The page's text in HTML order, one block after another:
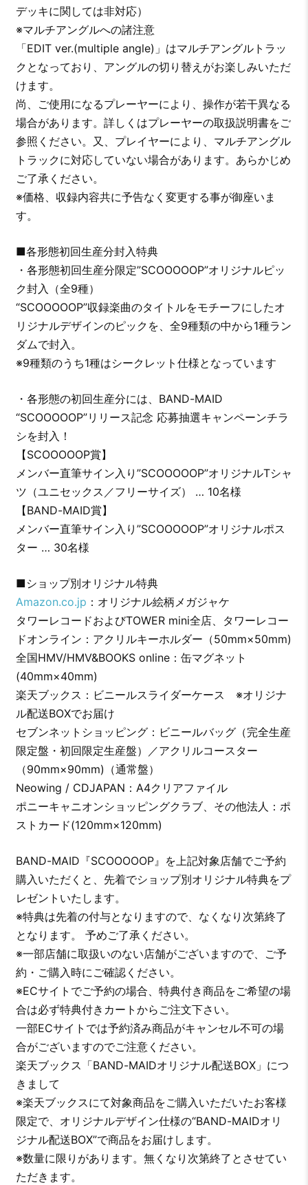
デッキに関しては非対応）
※マルチアングルへの諸注意
「EDIT ver.(multiple angle)」はマルチアングルトラッ
クとなっており、アングルの切り替えがお楽しみいただ
けます。
尚、ご使用になるプレーヤーにより、操作が若干異なる
場合があります。詳しくはプレーヤーの取扱説明書をご
参照ください。又、プレイヤーにより、マルチアングル
トラックに対応していない場合があります。あらかじめ
ご了承ください。
※価格、収録内容共に予告なく変更する事が御座いま
す。
■各形態初回生産分封入特典
・各形態初回生産分限定”SCOOOOOP”オリジナルピッ
ク封入（全9種）
“SCOOOOOP”収録楽曲のタイトルをモチーフにしたオ
リジナルデザインのピックを、全9種類の中から1種ラン
ダムで封入。
※9種類のうち1種はシークレット仕様となっています
・各形態の初回生産分には、BAND-MAID
“SCOOOOOP”リリース記念 応募抽選キャンペーンチラ
シを封入！
【SCOOOOOP賞】
メンバー直筆サイン入り”SCOOOOOP”オリジナルTシャ
ツ（ユニセックス／フリーサイズ） … 10名様
【BAND-MAID賞】
メンバー直筆サイン入り”SCOOOOOP”オリジナルポス
ター … 30名様
■ショップ別オリジナル特典
Amazon.co.jp ：オリジナル絵柄メガジャケ
タワーレコードおよびTOWER mini全店、タワーレコー
ドオンライン：アクリルキーホルダー（50mm×50mm)
全国HMV/HMV&BOOKS online：缶マグネット
(40mm×40mm)
楽天ブックス：ビニールスライダーケース ※オリジナ
ル配送BOXでお届け
セブンネットショッピング：ビニールバッグ（完全生産
限定盤・初回限定生産盤）／アクリルコースター
（90mm×90mm)（通常盤）
Neowing / CDJAPAN：A4クリアファイル
ポニーキャニオンショッピングクラブ、その他法人：ポ
ストカード(120mm×120mm)
BAND-MAID『SCOOOOOP』を上記対象店舗でご予約
購入いただくと、先着でショップ別オリジナル特典をプ
レゼントいたします。
※特典は先着の付与となりますので、なくなり次第終了
となります。 予めご了承ください。
※一部店舗に取扱いのない店舗がございますので、ご予
約・ご購入時にご確認ください。
※ECサイトでご予約の場合、特典付き商品をご希望の場
合は必ず特典付きカートからご注文下さい。
一部ECサイトでは予約済み商品がキャンセル不可の場
合がございますのでご注意ください。
楽天ブックス「BAND-MAIDオリジナル配送BOX」につ
きまして
※楽天ブックスにて対象商品をご購入いただいたお客様
限定で、オリジナルデザイン仕様の“BAND-MAIDオリ
ジナル配送BOX”で商品をお届けします。
※数量に限りがあります。無くなり次第終了とさせてい
ただきます。